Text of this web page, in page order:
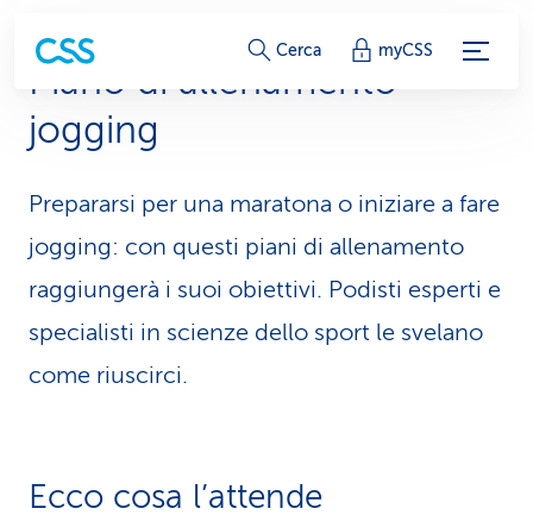
c
o
l
e
g
a
Cerca myCSS
Piano di allenamento
jogging
Prepararsi per una maratona o iniziare a fare
jogging: con questi piani di allenamento
rag­giun­ge­rà i suoi obiettivi. Podisti esperti e
specialisti in scienze dello sport le svelano
come riuscirci.
Ecco cosa l’attende